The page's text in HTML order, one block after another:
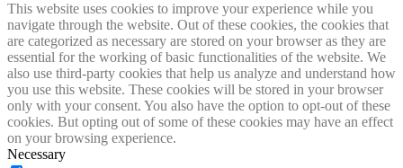
This website uses cookies to improve your experience while you
navigate through the website. Out of these cookies, the cookies that
are categorized as necessary are stored on your browser as they are
essential for the working of basic functionalities of the website. We
also use third-party cookies that help us analyze and understand how
you use this website. These cookies will be stored in your browser
only with your consent. You also have the option to opt-out of these
cookies. But opting out of some of these cookies may have an effect
on your browsing experience.
Necessary